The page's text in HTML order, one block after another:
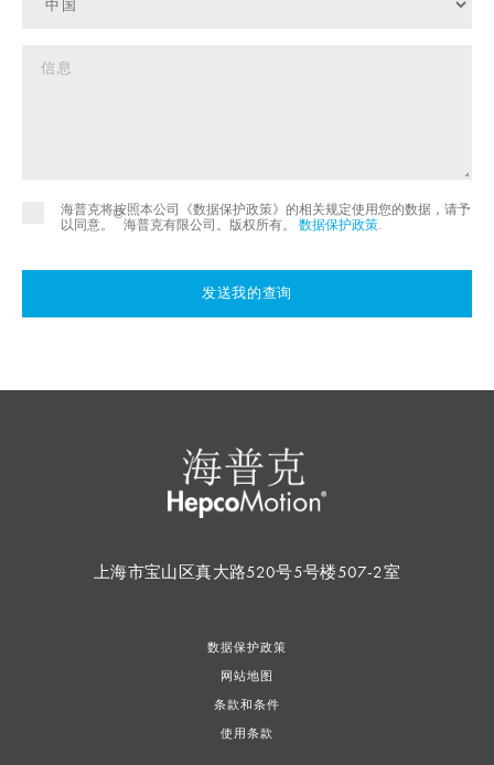
海普克将按照本公司《数据保护政策》的相关规定使用您的数据，请予
以同意。
©
海普克有限公司。版权所有。 数据保护政策.
发送我的查询
上海市宝山区真大路520号5号楼507-2室
数据保护政策
网站地图
条款和条件
使用条款